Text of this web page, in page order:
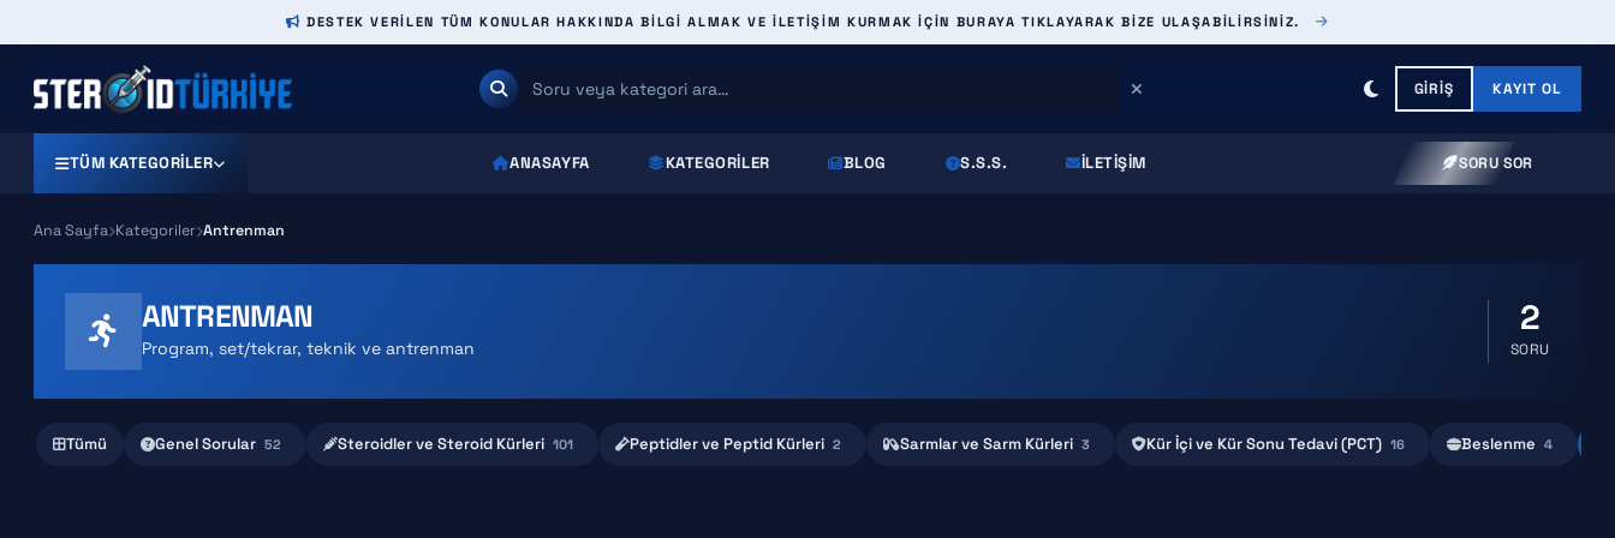
DESTEK VERILEN TÜM KONULAR HAKKINDA BILGI ALMAK VE ILETIŞIM KURMAK IÇIN BURAYA TIKLAYARAK BIZE ULAŞABILIRSINIZ.
GIRIŞ KAYIT OL
TÜM KATEGORILER ANASAYFA KATEGORILER BLOG S.S.S. İLETIŞIM SORU SOR
Ana Sayfa Kategoriler Antrenman
ANTRENMAN
Program, set/tekrar, teknik ve antrenman
2
SORU
Tümü Genel Sorular 52 Steroidler ve Steroid Kürleri 101 Peptidler ve Peptid Kürleri 2 Sarmlar ve Sarm Kürleri 3 Kür İçi ve Kür Sonu Tedavi (PCT) 16 Beslenme 4